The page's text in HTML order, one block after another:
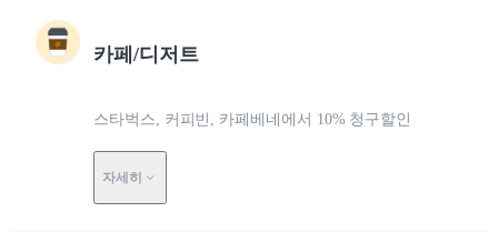
카페/디저트
스타벅스, 커피빈, 카페베네에서 10% 청구할인
자세히